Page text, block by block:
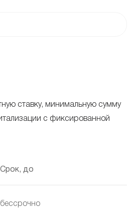
ставку, минимальную сумму
с фиксированной
Срок, до
бессрочно